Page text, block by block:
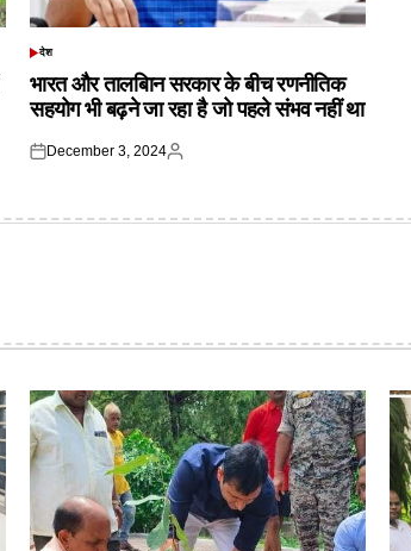
POSTED
देश
भारत और तालबिान सरकार के बीच रणनीतिक
सहयोग भी बढ़ने जा रहा है जो पहले संभव नहीं था
Posted
December 3, 2024
Posted